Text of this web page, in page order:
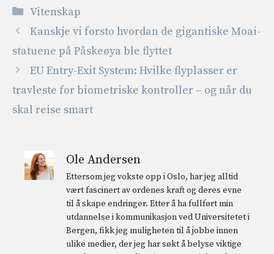
Kategorier
Vitenskap
Kanskje vi forsto hvordan de gigantiske Moai-
statuene på Påskeøya ble flyttet
EU Entry-Exit System: Hvilke flyplasser er
travleste for biometriske kontroller – og når du
skal reise smart
Ole Andersen
Ettersom jeg vokste opp i Oslo, har jeg alltid
vært fascinert av ordenes kraft og deres evne
til å skape endringer. Etter å ha fullført min
utdannelse i kommunikasjon ved Universitetet i
Bergen, fikk jeg muligheten til å jobbe innen
ulike medier, der jeg har søkt å belyse viktige